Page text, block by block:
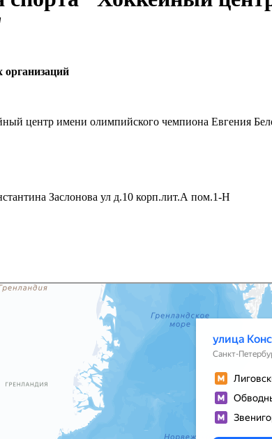
организаций
центр имени олимпийского чемпиона Евгения
Заслонова ул д.10 корп.лит.А пом.1-Н